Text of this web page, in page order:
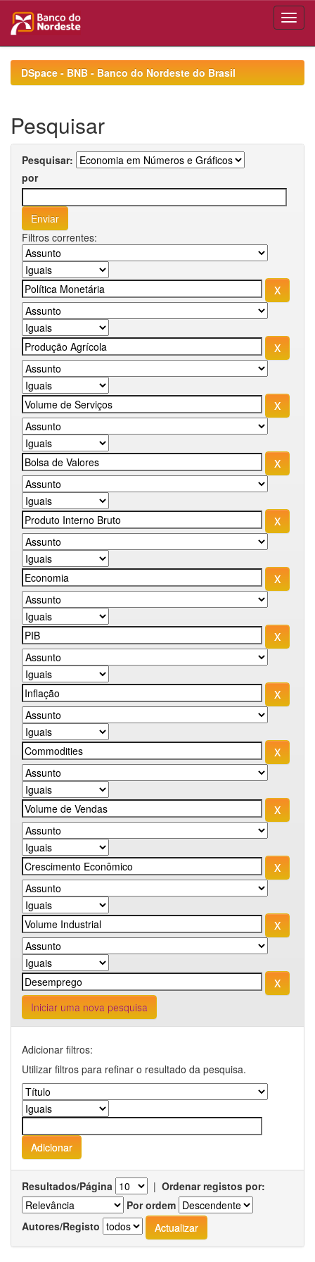
navigationDSpace - BNB - Banco do Nordeste do Brasil
Pesquisar
Pesquisar:
por
Filtros correntes:
Iniciar uma nova pesquisa
Adicionar filtros:
Utilizar filtros para refinar o resultado da pesquisa.
Resultados/Página | Ordenar registos por:
Por ordem
Autores/Registo